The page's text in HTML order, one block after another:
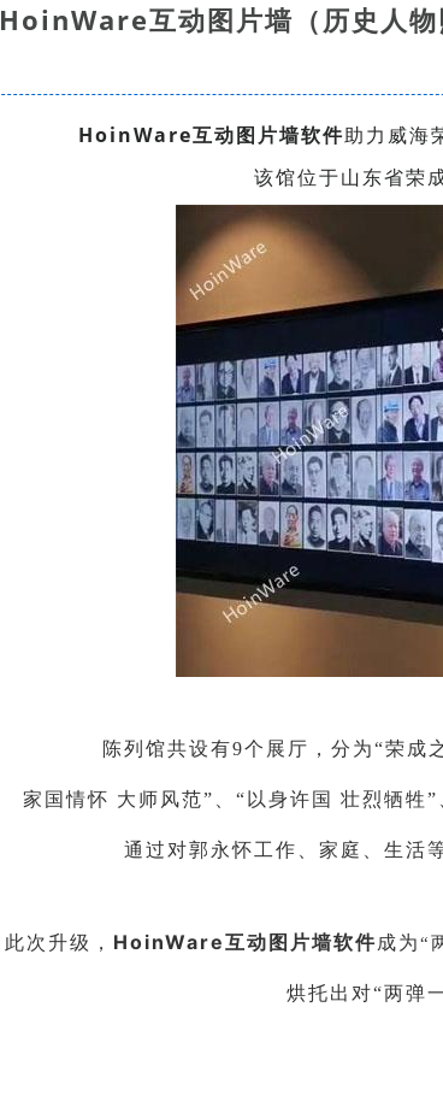
HoinWare互动图片墙（历史人物
HoinWare互动图片墙软件助力威海
该馆位于山东省荣
陈列馆共设有9个展厅，分为“荣成
家国情怀 大师风范”、“以身许国 壮烈牺牲
通过对郭永怀工作、家庭、生活
此次升级， HoinWare互动图片墙软件成为“
烘托出对“两弹